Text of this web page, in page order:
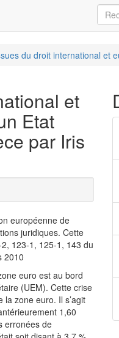
du droit international et
et
Etat
par Iris
européenne de
juridiques. Cette
123-1, 125-1, 143 du
2010
euro est au bord
(UEM). Cette crise
zone euro. Il s’agit
1,60
erronées de